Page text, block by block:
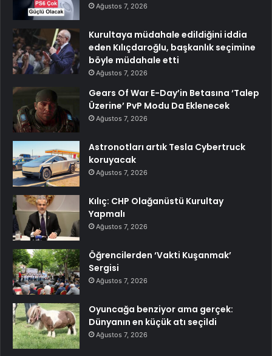
Ağustos 7, 2026
Kurultaya müdahale edildiğini iddia
eden Kılıçdaroğlu, başkanlık seçimine
böyle müdahale etti
Ağustos 7, 2026
Gears Of War E-Day’in Betasına ‘Talep
Üzerine’ PvP Modu Da Eklenecek
Ağustos 7, 2026
Astronotları artık Tesla Cybertruck
koruyacak
Ağustos 7, 2026
Kılıç: CHP Olağanüstü Kurultay
Yapmalı
Ağustos 7, 2026
Öğrencilerden ‘Vakti Kuşanmak’
Sergisi
Ağustos 7, 2026
Oyuncağa benziyor ama gerçek:
Dünyanın en küçük atı seçildi
Ağustos 7, 2026